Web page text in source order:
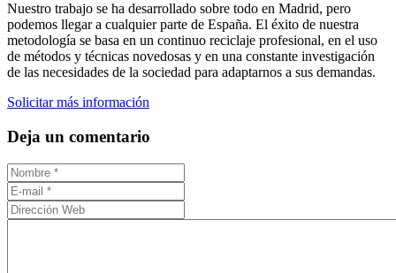
Nuestro trabajo se ha desarrollado sobre todo en Madrid, pero
podemos llegar a cualquier parte de España. El éxito de nuestra
metodología se basa en un continuo reciclaje profesional, en el uso
de métodos y técnicas novedosas y en una constante investigación
de las necesidades de la sociedad para adaptarnos a sus demandas.
Solicitar más información
Deja un comentario